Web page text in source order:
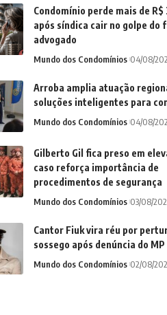
Condomínio perde mais de R$
após síndica cair no golpe do
advogado
Mundo dos Condomínios 04/08/
Arroba amplia atuação
soluções inteligentes para
Mundo dos Condomínios 04/08/
Gilberto Gil fica preso em
caso reforça importância de
procedimentos de segurança
Mundo dos Condomínios 03/08/
Cantor Fiuk vira réu por
sossego após denúncia do MP
Mundo dos Condomínios 02/08/